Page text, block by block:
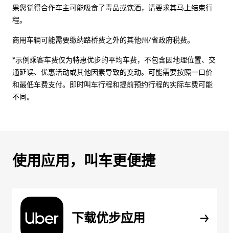
果您觉得合作车主可能吸食了毒品或饮酒，请要求其马上结束行
程。
商用车辆可能需要缴纳路桥费之外的其他州/省政府税费。
*示例乘客车费仅为特惠优步的平均车费，不包含因地理位置、交
通延误、优惠活动或其他因素导致的变动。可能需要按照一口价
和最低车费支付。即时叫车行程和提前预约行程的实际车费可能
不同。
使用应用，叫车更便捷
下载优步应用